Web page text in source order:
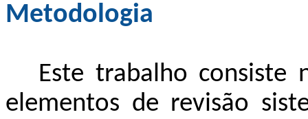
Metodologia
Este trabalho consiste
elementos de revisão